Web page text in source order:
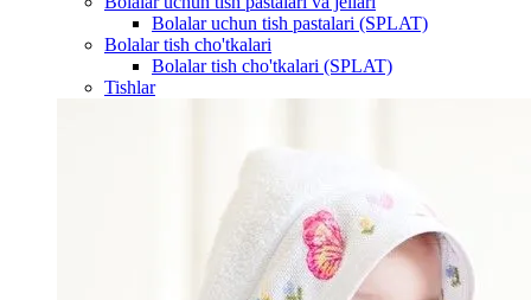
Bolalar uchun tish pastalari (SPLAT)
Bolalar tish cho'tkalari
Bolalar tish cho'tkalari (SPLAT)
Tishlar